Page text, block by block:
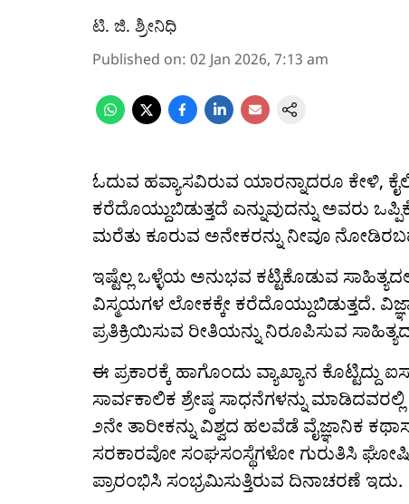
ಟಿ. ಜಿ. ಶ್ರೀನಿಧಿ
Published on: 02 Jan 2026, 7:13 am
ಓದುವ ಹವ್ಯಾಸವಿರುವ ಯಾರನ್ನಾದರೂ ಕೇಳಿ,
ಕರೆದೊಯ್ದುಬಿಡುತ್ತದೆ ಎನ್ನುವುದನ್ನು ಅವರು
ಮರೆತು ಕೂರುವ ಅನೇಕರನ್ನು ನೀವೂ
ಇಷ್ಟೆಲ್ಲ ಒಳ್ಳೆಯ ಅನುಭವ ಕಟ್ಟಿಕೊಡುವ
ವಿಸ್ಮಯಗಳ ಲೋಕಕ್ಕೇ ಕರೆದೊಯ್ದುಬಿಡುತ್ತದೆ.
ಪ್ರತಿಕ್ರಿಯಿಸುವ ರೀತಿಯನ್ನು ನಿರೂಪಿಸುವ ಸಾಹಿತ್ಯದ
ಈ ಪ್ರಕಾರಕ್ಕೆ ಹಾಗೊಂದು ವ್ಯಾಖ್ಯಾನ ಕೊಟ್ಟಿದ್ದು
ಸಾರ್ವಕಾಲಿಕ ಶ್ರೇಷ್ಠ ಸಾಧನೆಗಳನ್ನು
೨ನೇ ತಾರೀಕನ್ನು ವಿಶ್ವದ ಹಲವೆಡೆ ವೈಜ್ಞಾನಿಕ
ಸರಕಾರವೋ ಸಂಘಸಂಸ್ಥೆಗಳೋ ಗುರುತಿಸಿ
ಪ್ರಾರಂಭಿಸಿ ಸಂಭ್ರಮಿಸುತ್ತಿರುವ ದಿನಾಚರಣೆ ಇದು.